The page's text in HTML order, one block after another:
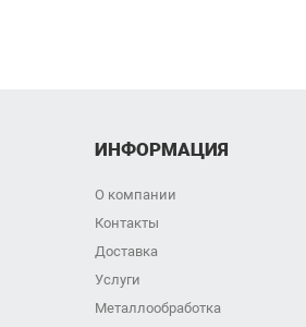
ИНФОРМАЦИЯ
О компании
Контакты
Доставка
Услуги
Металлообработка